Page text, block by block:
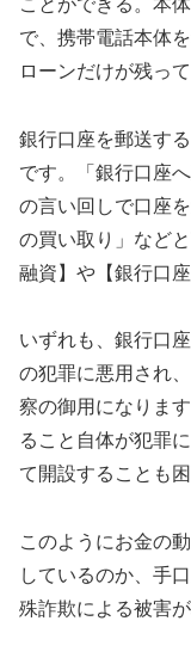
で、携帯電話本体
ローンだけが残っ
銀行口座を郵送す
です。「銀行口座
の言い回しで口座
の買い取り」など
融資】や【銀行口
いずれも、銀行口
の犯罪に悪用され
察の御用になりま
ること自体が犯罪
て開設することも
このようにお金の
しているのか、手
殊詐欺による被害